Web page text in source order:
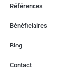
Références
Bénéficiaires
Blog
Contact